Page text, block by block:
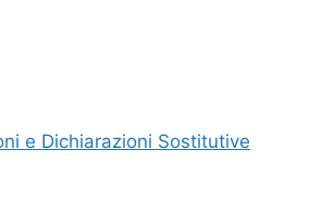
e Dichiarazioni Sostitutive